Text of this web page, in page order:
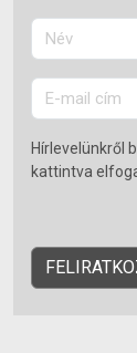
Hírlevelünkről
kattintva